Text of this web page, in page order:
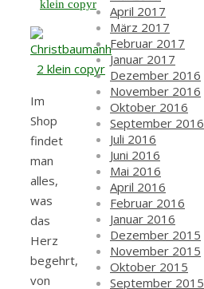
Im
Shop
findet
man
alles,
was
das
Herz
begehrt,
von
April 2017
März 2017
Februar 2017
Januar 2017
Dezember 2016
November 2016
Oktober 2016
September 2016
Juli 2016
Juni 2016
Mai 2016
April 2016
Februar 2016
Januar 2016
Dezember 2015
November 2015
Oktober 2015
September 2015